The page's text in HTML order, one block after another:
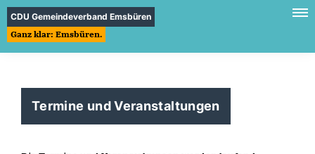
CDU Gemeindeverband Emsbüren
Ganz klar: Emsbüren.
Termine und Veranstaltungen